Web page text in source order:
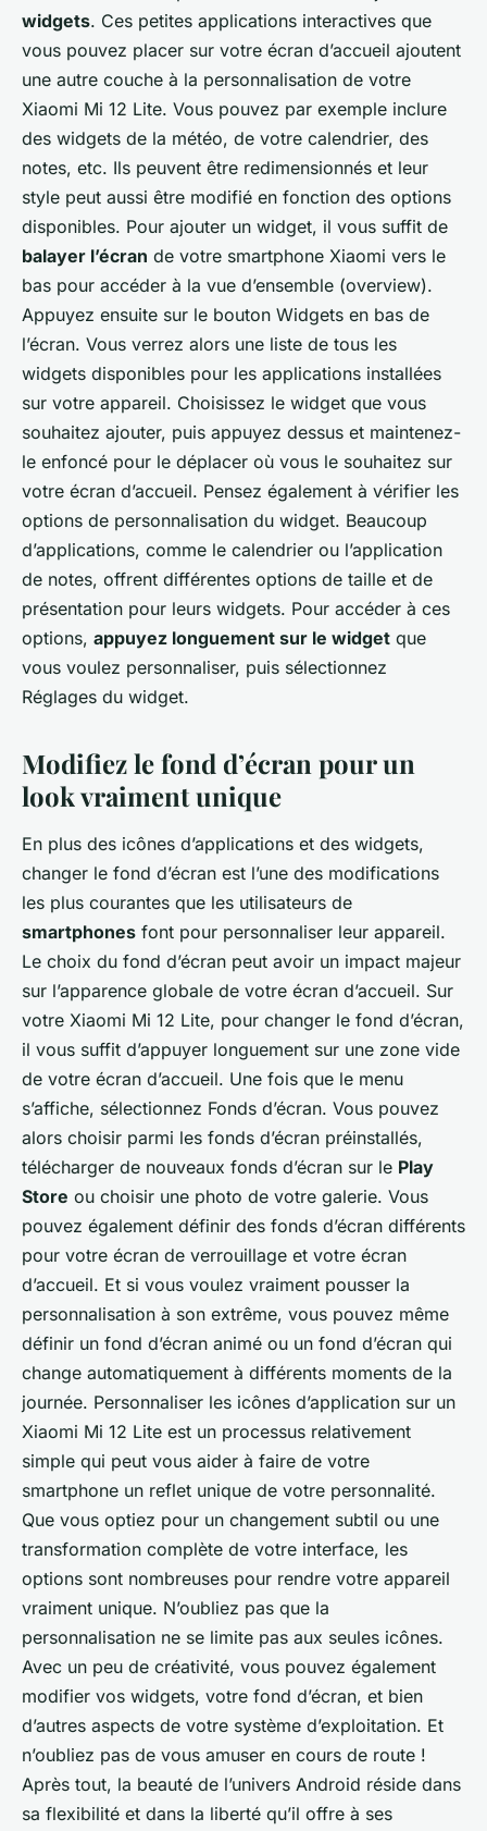
widgets. Ces petites applications interactives que
vous pouvez placer sur votre écran d’accueil ajoutent
une autre couche à la personnalisation de votre
Xiaomi Mi 12 Lite. Vous pouvez par exemple inclure
des widgets de la météo, de votre calendrier, des
notes, etc. Ils peuvent être redimensionnés et leur
style peut aussi être modifié en fonction des options
disponibles. Pour ajouter un widget, il vous suffit de
balayer l’écran de votre smartphone Xiaomi vers le
bas pour accéder à la vue d’ensemble (overview).
Appuyez ensuite sur le bouton Widgets en bas de
l’écran. Vous verrez alors une liste de tous les
widgets disponibles pour les applications installées
sur votre appareil. Choisissez le widget que vous
souhaitez ajouter, puis appuyez dessus et maintenez-
le enfoncé pour le déplacer où vous le souhaitez sur
votre écran d’accueil. Pensez également à vérifier les
options de personnalisation du widget. Beaucoup
d’applications, comme le calendrier ou l’application
de notes, offrent différentes options de taille et de
présentation pour leurs widgets. Pour accéder à ces
options, appuyez longuement sur le widget que
vous voulez personnaliser, puis sélectionnez
Réglages du widget.
Modifiez le fond d’écran pour un
look vraiment unique
En plus des icônes d’applications et des widgets,
changer le fond d’écran est l’une des modifications
les plus courantes que les utilisateurs de
smartphones font pour personnaliser leur appareil.
Le choix du fond d’écran peut avoir un impact majeur
sur l’apparence globale de votre écran d’accueil. Sur
votre Xiaomi Mi 12 Lite, pour changer le fond d’écran,
il vous suffit d’appuyer longuement sur une zone vide
de votre écran d’accueil. Une fois que le menu
s’affiche, sélectionnez Fonds d’écran. Vous pouvez
alors choisir parmi les fonds d’écran préinstallés,
télécharger de nouveaux fonds d’écran sur le Play
Store ou choisir une photo de votre galerie. Vous
pouvez également définir des fonds d’écran différents
pour votre écran de verrouillage et votre écran
d’accueil. Et si vous voulez vraiment pousser la
personnalisation à son extrême, vous pouvez même
définir un fond d’écran animé ou un fond d’écran qui
change automatiquement à différents moments de la
journée. Personnaliser les icônes d’application sur un
Xiaomi Mi 12 Lite est un processus relativement
simple qui peut vous aider à faire de votre
smartphone un reflet unique de votre personnalité.
Que vous optiez pour un changement subtil ou une
transformation complète de votre interface, les
options sont nombreuses pour rendre votre appareil
vraiment unique. N’oubliez pas que la
personnalisation ne se limite pas aux seules icônes.
Avec un peu de créativité, vous pouvez également
modifier vos widgets, votre fond d’écran, et bien
d’autres aspects de votre système d’exploitation. Et
n’oubliez pas de vous amuser en cours de route !
Après tout, la beauté de l’univers Android réside dans
sa flexibilité et dans la liberté qu’il offre à ses